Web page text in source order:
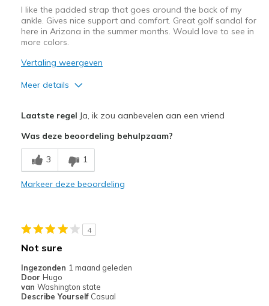
I like the padded strap that goes around the back of my
ankle. Gives nice support and comfort. Great golf sandal for
here in Arizona in the summer months. Would love to see in
more colors.
Vertaling weergeven
Meer details
Comfortable
Stylish
View On Shoes
Shoes are for Wearing
Laatste regel Ja, ik zou aanbevelen aan een vriend
Was deze beoordeling behulpzaam?
3 1
Markeer deze beoordeling
4
Not sure
Ingezonden 1 maand geleden
Door Hugo
van Washington state
Describe Yourself Casual